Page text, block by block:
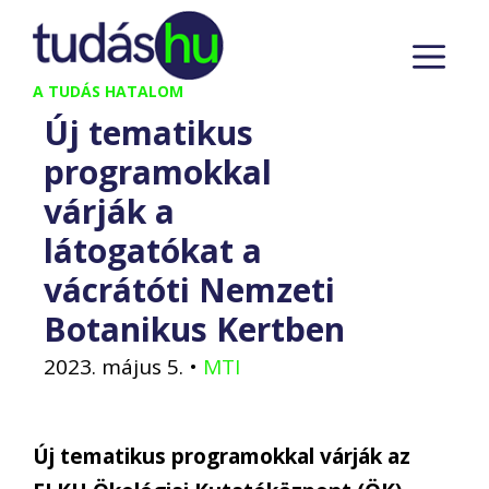
Kilépés
tartalomba
A TUDÁS HATALOM
Új tematikus
programokkal
várják a
látogatókat a
vácrátóti Nemzeti
Botanikus Kertben
2023. május 5. • MTI
Új tematikus programokkal várják az